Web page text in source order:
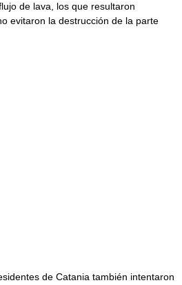
de lava, los que resultaron
evitaron la destrucción de la parte
de Catania también intentaron